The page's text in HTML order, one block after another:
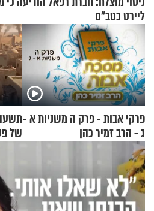
ליירט כטב"ם
פרקי אבות - פרק ה משניות א -
ג - הרב זמיר כהן
של